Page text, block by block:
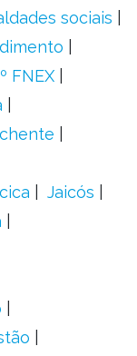
sociais
FNEX
Jaicós